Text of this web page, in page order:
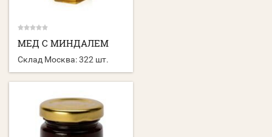
МЕД С МИНДАЛЕМ
Склад Москва:322 шт.